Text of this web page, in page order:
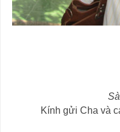
Kính gửi Cha và